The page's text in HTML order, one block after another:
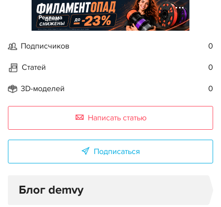
Реклама
Подписчиков 0
Статей 0
3D-моделей 0
Написать статью
Подписаться
Блог demvy